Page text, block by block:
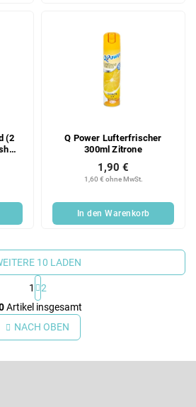
(2
Q Power Lufterfrischer
300ml Zitrone
1,60 € ohne MwSt.
1,90 €
In den Warenkorb
S
t
e
u
10 LADEN
1
2
Artikel insgesamt
NACH OBEN